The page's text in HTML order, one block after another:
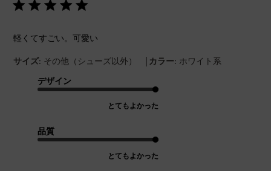
軽くてすごい。可愛い
サイズ: その他（シューズ以外） | カラー: ホワイト系
デザイン
とてもよかった
品質
とてもよかった